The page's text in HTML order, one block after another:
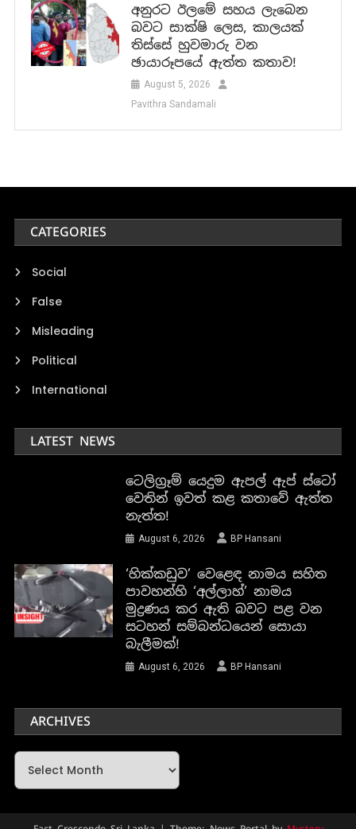
අනුරට ඊලමේ සහය ලැබෙන
බවට සාක්ෂි ලෙස, කාලයක්
තිස්සේ හුවමාරු වන
ඡායාරූපයේ ඇත්ත කතාව!
August 5, 2026
Pavithra Sandamali
CATEGORIES
Social
False
Misleading
Political
International
LATEST NEWS
ටෙලිග්‍රෑම් යෙදුම ඇපල් ඇප් ස්ටෝ
වෙතින් ඉවත් කළ කතාවේ ඇත්ත
නැත්ත!
August 6, 2026 BP Hansani
‘හික්කඩුව’ වෙළෙඳ නාමය සහිත
පාවහන්හි ‘අල්ලාහ්’ නාමය
මුද්‍රණය කර ඇති බවට පළ වන
සටහන් සම්බන්ධයෙන් සොයා
බැලීමක්!
August 6, 2026 BP Hansani
ARCHIVES
Archives